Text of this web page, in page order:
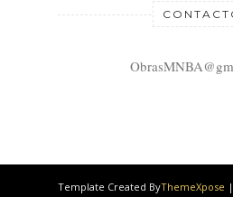
Template Created ByThemeXpose